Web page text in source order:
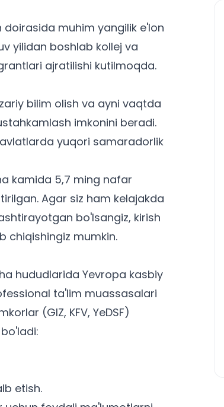
muhim yangilik e'lon
yilidan boshlab kollej va
ajratilishi kutilmoqda.
bilim olish va ayni vaqtda
imkonini beradi.
yuqori samaradorlik
kamida 5,7 ming nafar
Agar siz ham kelajakda
bo'lsangiz, kirish
chiqishingiz mumkin.
hududlarida Yevropa kasbiy
ta'lim muassasalari
(GIZ, KFV, YeDSF)
etish.